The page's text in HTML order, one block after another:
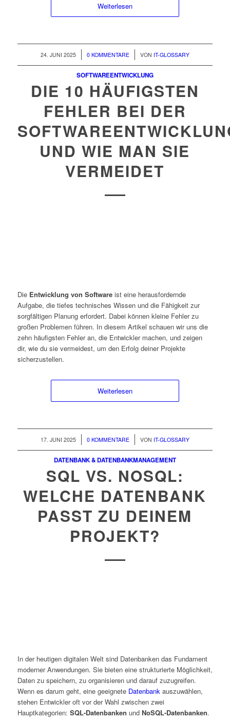
Weiterlesen
24. JUNI 2025
/ 0 KOMMENTARE
/ VON IT-GLOSSARY
SOFTWAREENTWICKLUNG
DIE 10 HÄUFIGSTEN
FEHLER BEI DER
UND WIE MAN SIE
VERMEIDET
Die Entwicklung von Softwareist eine herausfordernde
Aufgabe, die tiefes technisches Wissen und die Fähigkeit zur
sorgfältigen Planung erfordert. Dabei können kleine Fehler zu
großen Problemen führen. In diesem Artikel schauen wir uns die
zehn häufigsten Fehler an, die Entwickler machen, und zeigen
dir, wie du sie vermeidest, um den Erfolg deiner Projekte
sicherzustellen.
Weiterlesen
17. JUNI 2025
/ 0 KOMMENTARE
/ VON IT-GLOSSARY
DATENBANK & DATENBANKMANAGEMENT
SQL VS. NOSQL:
WELCHE DATENBANK
PASST ZU DEINEM
PROJEKT?
In der heutigen digitalen Welt sind Datenbanken das Fundament
moderner Anwendungen. Sie bieten eine strukturierte Möglichkeit,
Daten zu speichern, zu organisieren und darauf zuzugreifen.
Wenn es darum geht, eine geeignete Datenbankauszuwählen,
stehen Entwickler oft vor der Wahl zwischen zwei
Hauptkategorien: SQL-Datenbanken und NoSQL-Datenbanken.